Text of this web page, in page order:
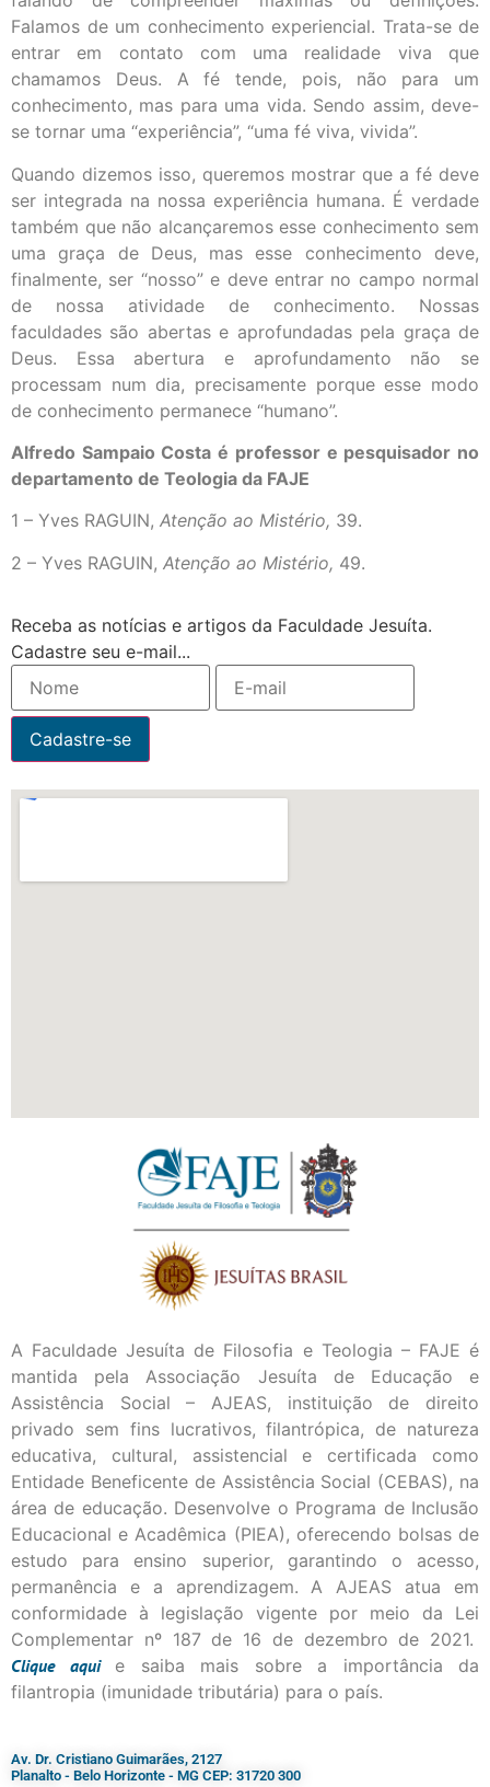
Falamos de um conhecimento experiencial. Trata-se de
entrar em contato com uma realidade viva que
chamamos Deus. A fé tende, pois, não para um
conhecimento, mas para uma vida. Sendo assim, deve-
se tornar uma “experiência”, “uma fé viva, vivida”.
Quando dizemos isso, queremos mostrar que a fé deve
ser integrada na nossa experiência humana. É verdade
também que não alcançaremos esse conhecimento sem
uma graça de Deus, mas esse conhecimento deve,
finalmente, ser “nosso” e deve entrar no campo normal
de nossa atividade de conhecimento. Nossas
faculdades são abertas e aprofundadas pela graça de
Deus. Essa abertura e aprofundamento não se
processam num dia, precisamente porque esse modo
de conhecimento permanece “humano”.
Alfredo Sampaio Costa é professor e pesquisador no
departamento de Teologia da FAJE
1 – Yves RAGUIN, Atenção ao Mistério, 39.
2 – Yves RAGUIN, Atenção ao Mistério, 49.
Receba as notícias e artigos da Faculdade Jesuíta.
Cadastre seu e-mail...
A Faculdade Jesuíta de Filosofia e Teologia – FAJE é
mantida pela Associação Jesuíta de Educação e
Assistência Social – AJEAS, instituição de direito
privado sem fins lucrativos, filantrópica, de natureza
educativa, cultural, assistencial e certificada como
Entidade Beneficente de Assistência Social (CEBAS), na
área de educação. Desenvolve o Programa de Inclusão
Educacional e Acadêmica (PIEA), oferecendo bolsas de
estudo para ensino superior, garantindo o acesso,
permanência e a aprendizagem. A AJEAS atua em
conformidade à legislação vigente por meio da Lei
Complementar nº 187 de 16 de dezembro de 2021.
Cliqueaqui
e saiba mais sobre a importância da
filantropia (imunidade tributária) para o país.
Av. Dr. Cristiano Guimarães, 2127
Planalto - Belo Horizonte - MG CEP: 31720 300